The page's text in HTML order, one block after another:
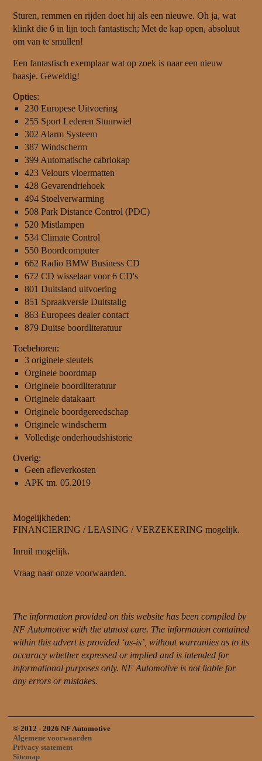
Sturen, remmen en rijden doet hij als een nieuwe. Oh ja, wat
klinkt die 6 in lijn toch fantastisch; Met de kap open, absoluut
om van te smullen!
Een fantastisch exemplaar wat op zoek is naar een nieuw
baasje. Geweldig!
Opties:
230 Europese Uitvoering
255 Sport Lederen Stuurwiel
302 Alarm Systeem
387 Windscherm
399 Automatische cabriokap
423 Velours vloermatten
428 Gevarendriehoek
494 Stoelverwarming
508 Park Distance Control (PDC)
520 Mistlampen
534 Climate Control
550 Boordcomputer
662 Radio BMW Business CD
672 CD wisselaar voor 6 CD's
801 Duitsland uitvoering
851 Spraakversie Duitstalig
863 Europees dealer contact
879 Duitse boordliteratuur
Toebehoren:
3 originele sleutels
Orginele boordmap
Originele boordliteratuur
Originele datakaart
Originele boordgereedschap
Originele windscherm
Volledige onderhoudshistorie
Overig:
Geen afleverkosten
APK tm. 05.2019
Mogelijkheden:
FINANCIERING / LEASING / VERZEKERING mogelijk.
Inruil mogelijk.
Vraag naar onze voorwaarden.
The information provided on this website has been compiled by
NF Automotive with the utmost care. The information contained
within this advert is provided ‘as-is’, without warranties as to its
accuracy whether expressed or implied and is intended for
informational purposes only. NF Automotive is not liable for
any errors or mistakes.
© 2012 - 2026 NF Automotive
Algemene voorwaarden
Privacy statement
Sitemap